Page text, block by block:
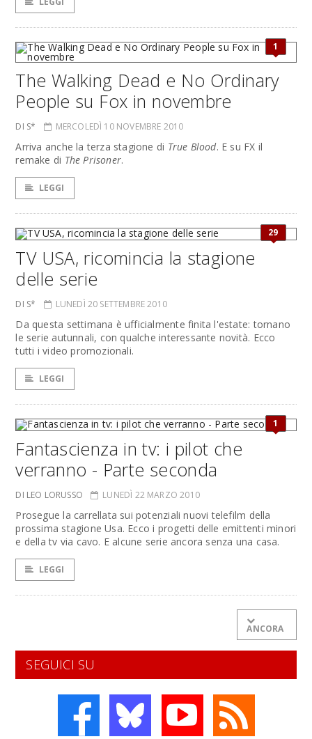
1
The Walking Dead e No Ordinary
People su Fox in novembre
DI S* MERCOLEDÌ 10 NOVEMBRE 2010
Arriva anche la terza stagione di True Blood. E su FX il
remake di The Prisoner.
LEGGI
29
TV USA, ricomincia la stagione
delle serie
DI S* LUNEDÌ 20 SETTEMBRE 2010
Da questa settimana è ufficialmente finita l'estate: tornano
le serie autunnali, con qualche interessante novità. Ecco
tutti i video promozionali.
LEGGI
1
Fantascienza in tv: i pilot che
verranno - Parte seconda
DI LEO LORUSSO LUNEDÌ 22 MARZO 2010
Prosegue la carrellata sui potenziali nuovi telefilm della
prossima stagione Usa. Ecco i progetti delle emittenti minori
e della tv via cavo. E alcune serie ancora senza una casa.
LEGGI
ANCORA
SEGUICI SU